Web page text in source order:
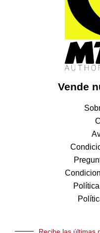
Vende
Recibe las últimas